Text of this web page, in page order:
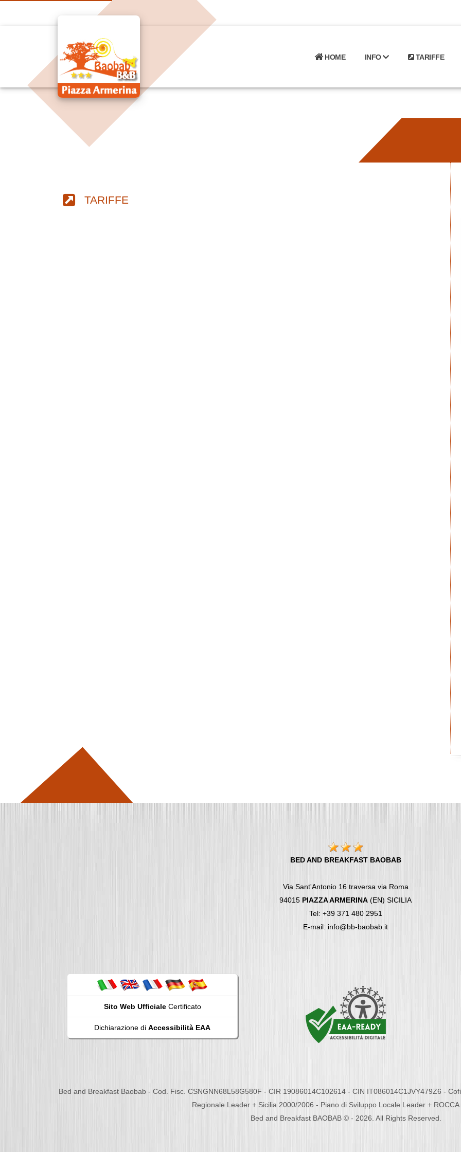
HOME INFO TARIFFE
TARIFFE
BED AND BREAKFAST BAOBAB
Via Sant'Antonio 16 traversa via Roma
94015 PIAZZA ARMERINA (EN) SICILIA
Tel: +39 371 480 2951
E-mail: info@bb-baobab.it
Sito Web UfficialeCertificato
Dichiarazione di Accessibilità EAA
Bed and Breakfast Baobab - Cod. Fisc. CSNGNN68L58G580F - CIR 19086014C102614 - CIN IT086014C1JVY479Z6 -
Regionale Leader + Sicilia 2000/2006 - Piano di Sviluppo Locale Leader + ROCCA
Bed and Breakfast BAOBAB © - 2026. All Rights Reserved.